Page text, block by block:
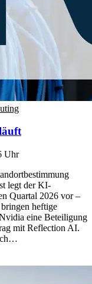
Uhr
legt der KI-
Quartal 2026 vor –
heftige
eine Beteiligung
mit Reflection AI.